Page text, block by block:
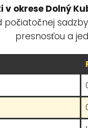
okrese Dolný
presnosťou a